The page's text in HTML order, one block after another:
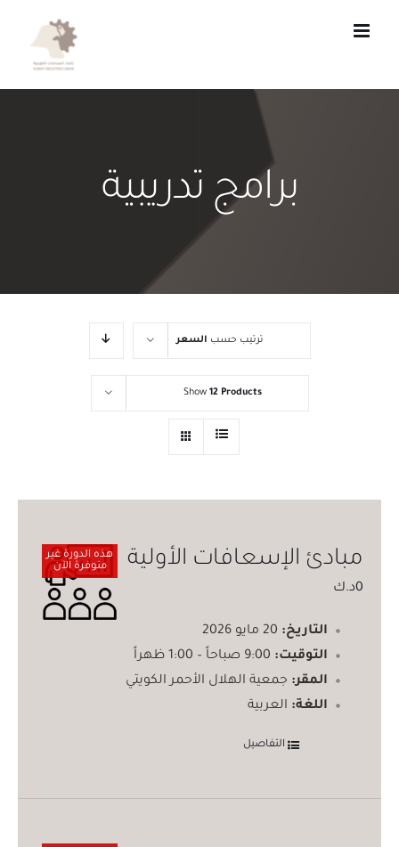
برامج تدريبية
ترتيب حسب السعر
Show 12 Products
هذه الدورة غير
متوفرة الآن
مبادئ الإسعافات الأولية
0د.ك
التاريخ:
التوقيت:
المقر: جمعية الهلال الأحمر الكويتي
اللغة: العربية
التفاصيل